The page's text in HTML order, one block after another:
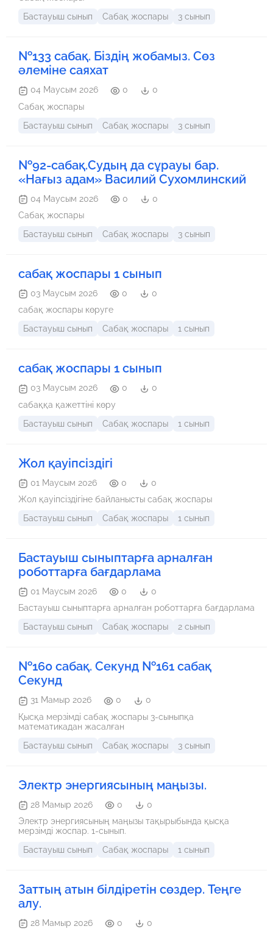
Бастауыш сынып
Сабақ жоспары 3 сынып
№133 сабақ. Біздің жобамыз. Сөз
әлеміне саяхат
04 Маусым 2026 0
0
Сабақ жоспары
Бастауыш сынып
Сабақ жоспары 3 сынып
№92-сабақ.Судың да сұрауы бар.
«Нағыз адам» Василий Сухомлинский
04 Маусым 2026 0
0
Сабақ жоспары
Бастауыш сынып
Сабақ жоспары 3 сынып
сабақ жоспары 1 сынып
03 Маусым 2026 0
0
сабақ жоспары көруге
Бастауыш сынып
Сабақ жоспары 1 сынып
сабақ жоспары 1 сынып
03 Маусым 2026 0
0
сабаққа қажеттіні көру
Бастауыш сынып
Сабақ жоспары 1 сынып
Жол қауіпсіздігі
01 Маусым 2026 0
0
Жол қауіпсіздігіне байланысты сабақ жоспары
Бастауыш сынып
Сабақ жоспары 1 сынып
Бастауыш сыныптарға арналған
роботтарға бағдарлама
01 Маусым 2026 0
0
Бастауыш сыныптарға арналған роботтарға бағдарлама
Бастауыш сынып
Сабақ жоспары 2 сынып
№160 сабақ. Секунд №161 сабақ
Секунд
31 Мамыр 2026 0
0
Қысқа мерзімді сабақ жоспары 3-сыныпқа
математикадан жасалған
Бастауыш сынып
Сабақ жоспары 3 сынып
Электр энергиясының маңызы.
28 Мамыр 2026 0
0
Электр энергиясының маңызы тақырыбында қысқа
мерзімді жоспар. 1-сынып.
Бастауыш сынып
Сабақ жоспары 1 сынып
Заттың атын білдіретін сөздер. Теңге
алу.
28 Мамыр 2026 0 0